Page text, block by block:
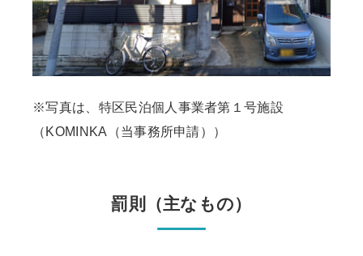
※写真は、特区民泊個人事業者第１号施設
（KOMINKA（当事務所申請））
罰則（主なもの）